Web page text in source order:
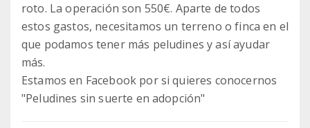
roto. La operación son 550€. Aparte de todos
estos gastos, necesitamos un terreno o finca en el
que podamos tener más peludines y así ayudar
más.
Estamos en Facebook por si quieres conocernos
"Peludines sin suerte en adopción"